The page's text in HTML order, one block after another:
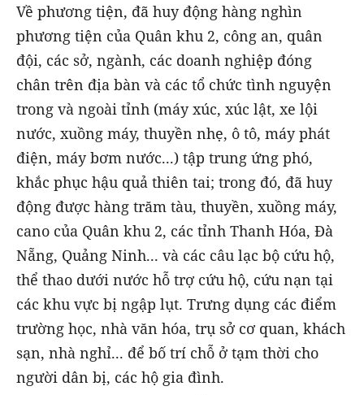
Về phương tiện, đã huy động hàng nghìn
phương tiện của Quân khu 2, công an, quân
đội, các sở, ngành, các doanh nghiệp đóng
chân trên địa bàn và các tổ chức tình nguyện
trong và ngoài tỉnh (máy xúc, xúc lật, xe lội
nước, xuồng máy, thuyền nhẹ, ô tô, máy phát
điện, máy bơm nước...) tập trung ứng phó,
khắc phục hậu quả thiên tai; trong đó, đã huy
động được hàng trăm tàu, thuyền, xuồng máy,
cano của Quân khu 2, các tỉnh Thanh Hóa, Đà
Nẵng, Quảng Ninh... và các câu lạc bộ cứu hộ,
thể thao dưới nước hỗ trợ cứu hộ, cứu nạn tại
các khu vực bị ngập lụt. Trưng dụng các điểm
trường học, nhà văn hóa, trụ sở cơ quan, khách
sạn, nhà nghỉ... để bố trí chỗ ở tạm thời cho
người dân bị, các hộ gia đình.